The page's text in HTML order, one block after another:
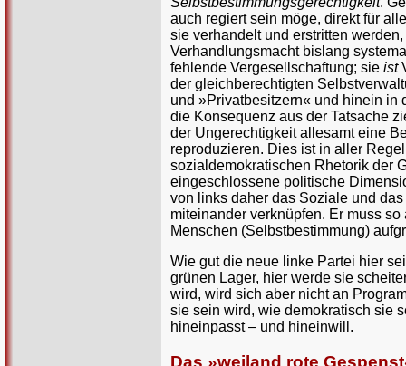
auch regiert sein möge, direkt für
sie verhandelt und erstritten
Verhandlungsmacht bislang
fehlende Vergesellschaftung; sie ist
der gleichberechtigten
und »Privatbesitzern« und hinein in
die Konsequenz aus der Tatsache
der Ungerechtigkeit allesamt eine
reproduzieren. Dies ist in aller
sozialdemokratischen Rhetorik der
eingeschlossene politische
von links daher das Soziale und
miteinander verknüpfen. Er muss
Menschen (Selbstbestimmung)
Wie gut die neue linke Partei hier
grünen Lager, hier werde sie
wird, wird sich aber nicht an
sie sein wird, wie demokratisch sie
hineinpasst – und hineinwill.
Das »weiland rote